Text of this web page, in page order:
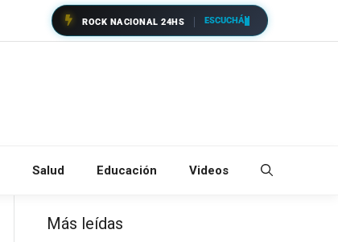
ROCK NACIONAL 24HS ESCUCHÁ
Salud Educación Videos
Más leídas